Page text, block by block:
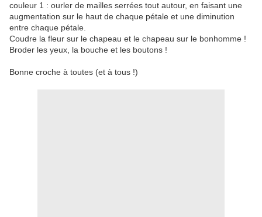
couleur 1 : ourler de mailles serrées tout autour, en faisant une
augmentation sur le haut de chaque pétale et une diminution
entre chaque pétale.
Coudre la fleur sur le chapeau et le chapeau sur le bonhomme !
Broder les yeux, la bouche et les boutons !
Bonne croche à toutes (et à tous !)